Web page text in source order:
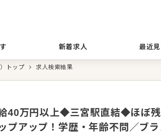
新着求人 最近
トップ 求人検索結果
40万円以上◆三宮駅直結◆ほぼ
プアップ！学歴・年齢不問／ブ